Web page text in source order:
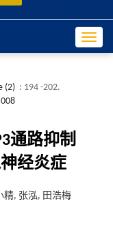
(2) : 194 -202.
通路抑制
经炎症
精, 张泓, 田浩梅